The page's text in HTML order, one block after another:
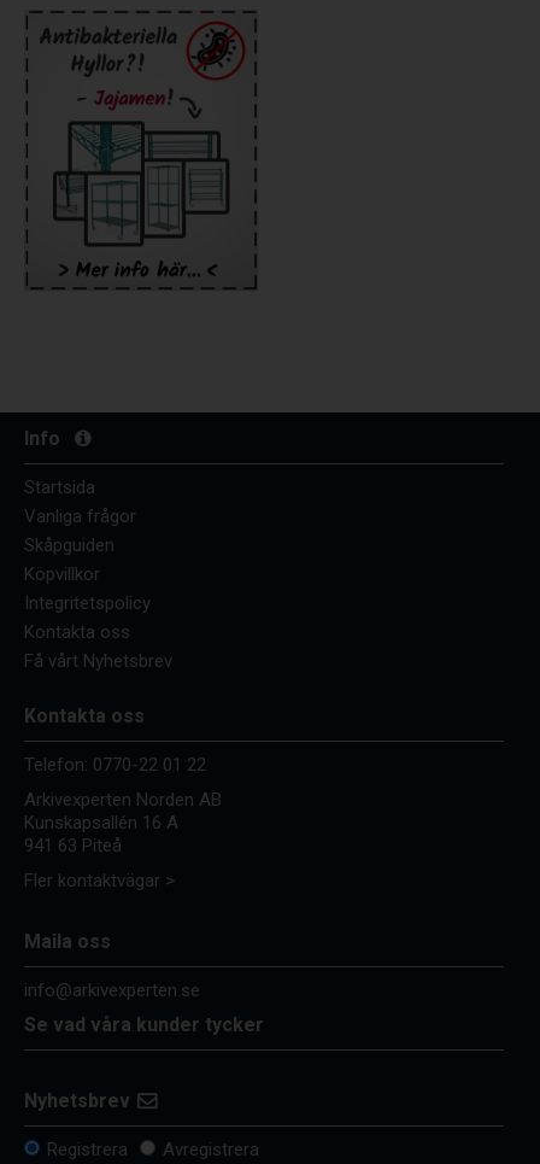
Info
Startsida
Vanliga frågor
Skåpguiden
Köpvillkor
Integritetspolicy
Kontakta oss
Få vårt Nyhetsbrev
Kontakta oss
Telefon: 0770-22 01 22
Arkivexperten Norden AB
Kunskapsallén 16 A
941 63 Piteå
Fler kontaktvägar >
Maila oss
info@arkivexperten.se
Se vad våra kunder tycker
Nyhetsbrev
Registrera Avregistrera